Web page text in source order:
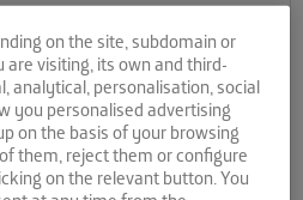
Charlas al Cubo con la presencia
una abarrotado Open Space. El
Morales ─director de El Cubo─,
Victoria Cabrera, una de nuestras
y relaciones públicas,
el evento, muchos asistentes
fotos y hablando con
el Panel de Firmas del espacio de
on the site, subdomain or
visiting, its own and third-
analytical, personalisation, social
you personalised advertising
on the basis of your browsing
them, reject them or configure
on the relevant button. You